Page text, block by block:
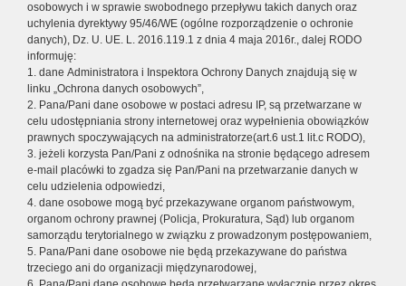
osobowych i w sprawie swobodnego przepływu takich danych oraz
uchylenia dyrektywy 95/46/WE (ogólne rozporządzenie o ochronie
danych), Dz. U. UE. L. 2016.119.1 z dnia 4 maja 2016r., dalej RODO
informuję:
1. dane Administratora i Inspektora Ochrony Danych znajdują się w
linku „Ochrona danych osobowych”,
2. Pana/Pani dane osobowe w postaci adresu IP, są przetwarzane w
celu udostępniania strony internetowej oraz wypełnienia obowiązków
prawnych spoczywających na administratorze(art.6 ust.1 lit.c RODO),
3. jeżeli korzysta Pan/Pani z odnośnika na stronie będącego adresem
e-mail placówki to zgadza się Pan/Pani na przetwarzanie danych w
celu udzielenia odpowiedzi,
4. dane osobowe mogą być przekazywane organom państwowym,
organom ochrony prawnej (Policja, Prokuratura, Sąd) lub organom
samorządu terytorialnego w związku z prowadzonym postępowaniem,
5. Pana/Pani dane osobowe nie będą przekazywane do państwa
trzeciego ani do organizacji międzynarodowej,